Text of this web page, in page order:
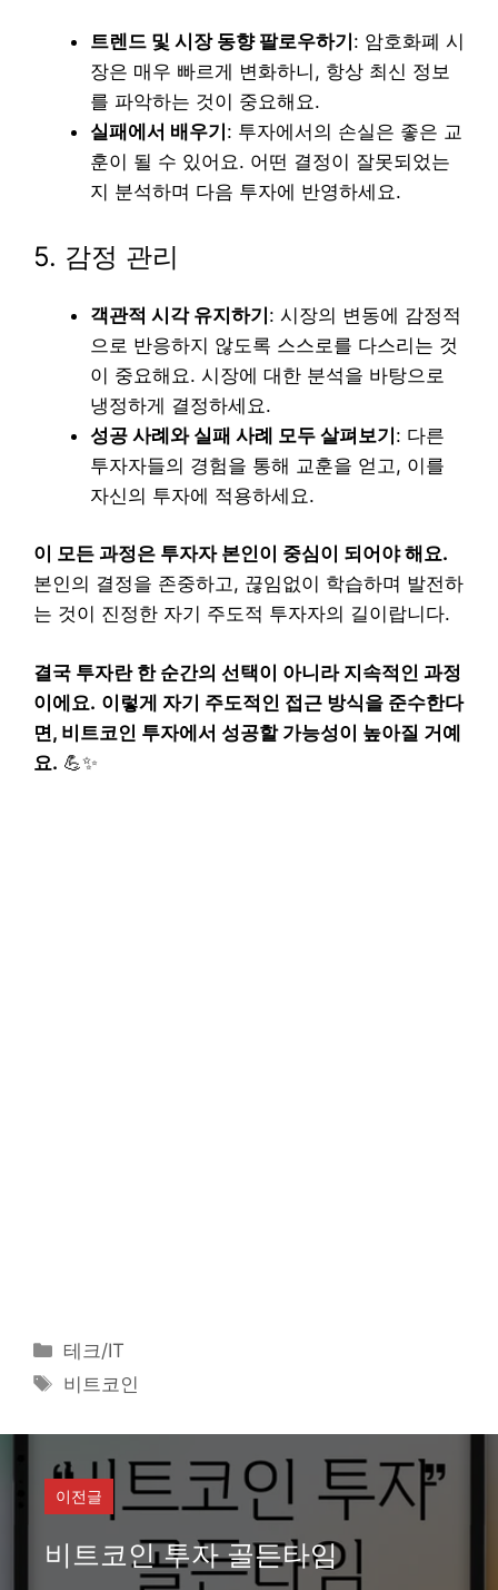
트렌드 및 시장 동향 팔로우하기 : 암호화폐 시
장은 매우 빠르게 변화하니, 항상 최신 정보
를 파악하는 것이 중요해요.
실패에서 배우기 : 투자에서의 손실은 좋은 교
훈이 될 수 있어요. 어떤 결정이 잘못되었는
지 분석하며 다음 투자에 반영하세요.
5. 감정 관리
객관적 시각 유지하기: 시장의 변동에 감정적
으로 반응하지 않도록 스스로를 다스리는 것
이 중요해요. 시장에 대한 분석을 바탕으로
냉정하게 결정하세요.
성공 사례와 실패 사례 모두 살펴보기: 다른
투자자들의 경험을 통해 교훈을 얻고, 이를
자신의 투자에 적용하세요.
이 모든 과정은 투자자 본인이 중심이 되어야 해요.
본인의 결정을 존중하고, 끊임없이 학습하며 발전하
는 것이 진정한 자기 주도적 투자자의 길이랍니다.
결국 투자란 한 순간의 선택이 아니라 지속적인 과정
이에요. 이렇게 자기 주도적인 접근 방식을 준수한다
면, 비트코인 투자에서 성공할 가능성이 높아질 거예
요. 💪✨
카
테
고
리
테크/IT
태
비트코인
이전글
비트코인 투자 골든타임